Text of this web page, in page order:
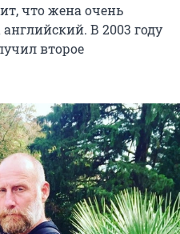
что жена очень
В 2003 году
второе